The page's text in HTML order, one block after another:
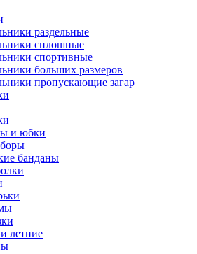
раздельные
сплошные
спортивные
больших размеров
пропускающие загар
и юбки
банданы
летние